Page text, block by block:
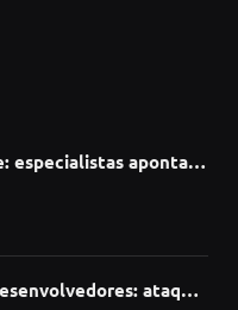
especialistas apontam
ataque